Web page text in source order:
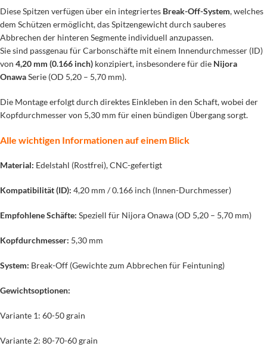
Diese Spitzen verfügen über ein integriertes Break-Off-System, welches
dem Schützen ermöglicht, das Spitzengewicht durch sauberes
Abbrechen der hinteren Segmente individuell anzupassen.
Sie sind passgenau für Carbonschäfte mit einem Innendurchmesser (ID)
von 4,20 mm (0.166 inch) konzipiert, insbesondere für die Nijora
OnawaSerie (OD 5,20 – 5,70 mm).
Die Montage erfolgt durch direktes Einkleben in den Schaft, wobei der
Kopfdurchmesser von 5,30 mm für einen bündigen Übergang sorgt.
Alle wichtigen Informationen auf einem Blick
Material: Edelstahl (Rostfrei), CNC-gefertigt
Kompatibilität (ID): 4,20 mm / 0.166 inch (Innen-Durchmesser)
Empfohlene Schäfte: Speziell für Nijora Onawa (OD 5,20 – 5,70 mm)
Kopfdurchmesser: 5,30 mm
System: Break-Off (Gewichte zum Abbrechen für Feintuning)
Gewichtsoptionen:
Variante 1: 60-50 grain
Variante 2: 80-70-60 grain